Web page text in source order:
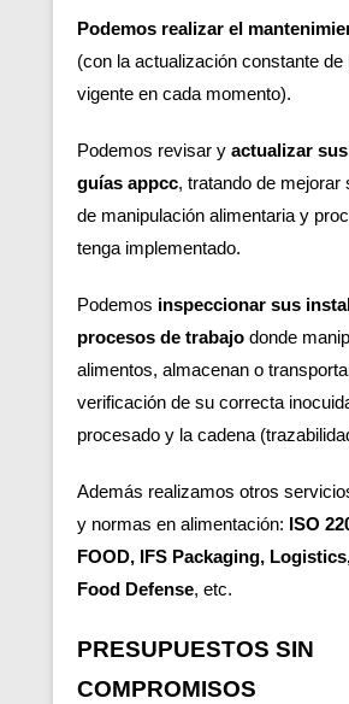
Podemos realizar el
(con la actualización constante de
vigente en cada momento).
Podemos revisar y actualizar
guías appcc, tratando de mejorar
de manipulación alimentaria y
tenga implementado.
Podemos inspeccionar sus
procesos de trabajo donde
alimentos, almacenan o
verificación de su correcta
procesado y la cadena
Además realizamos otros
y normas en alimentación: ISO
FOOD, IFS Packaging,
Food Defense, etc.
PRESUPUESTOS SIN
COMPROMISOS